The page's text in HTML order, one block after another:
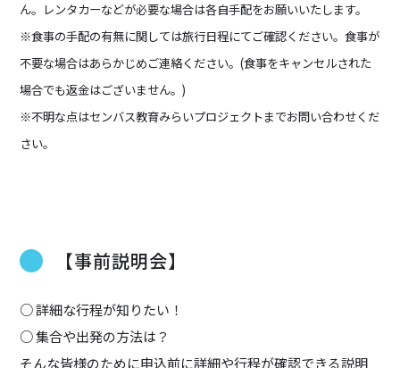
ん。レンタカーなどが必要な場合は各自手配をお願いいたします。
※食事の手配の有無に関しては旅行日程にてご確認ください。食事が
不要な場合はあらかじめご連絡ください。(食事をキャンセルされた
場合でも返金はございません。)
※不明な点はセンバス教育みらいプロジェクトまでお問い合わせくだ
さい。
【事前説明会】
○ 詳細な行程が知りたい！
○ 集合や出発の方法は？
そんな皆様のために申込前に詳細や行程が確認できる説明